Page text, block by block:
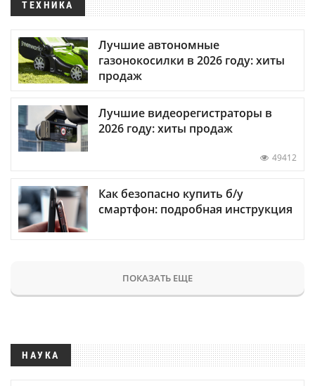
ТЕХНИКА
Лучшие автономные
газонокосилки в 2026 году: хиты
продаж
Лучшие видеорегистраторы в
2026 году: хиты продаж
49412
Как безопасно купить б/у
смартфон: подробная инструкция
ПОКАЗАТЬ ЕЩЕ
НАУКА